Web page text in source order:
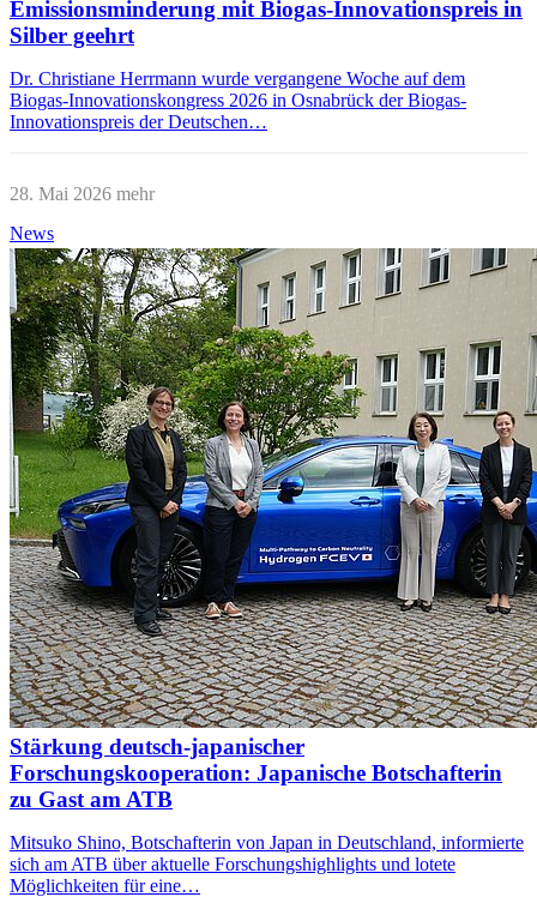
Emissionsminderung mit Biogas-Innovationspreis in
Silber geehrt
Dr. Christiane Herrmann wurde vergangene Woche auf dem
Biogas-Innovationskongress 2026 in Osnabrück der Biogas-
Innovationspreis der Deutschen…
28. Mai 2026 mehr
News
Stärkung deutsch-japanischer
Forschungskooperation: Japanische Botschafterin
zu Gast am ATB
Mitsuko Shino, Botschafterin von Japan in Deutschland, informierte
sich am ATB über aktuelle Forschungshighlights und lotete
Möglichkeiten für eine…